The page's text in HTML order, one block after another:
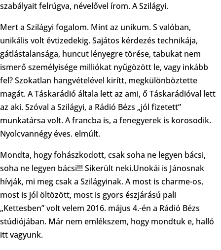
szabályait felrúgva, névelővel írom. A Szilágyi.
Mert a Szilágyi fogalom. Mint az unikum. S valóban,
unikális volt évtizedekig. Sajátos kérdezés technikája,
gátlástalansága, huncut lényegre törése, tabukat nem
ismerő személyisége milliókat nyűgözött le, vagy inkább
fel? Szokatlan hangvételével kirítt, megkülönböztette
magát. A Táskarádió általa lett az ami, ő Táskarádióval lett
az aki. Szóval a Szilágyi, a Rádió Bézs „jól fizetett”
munkatársa volt. A francba is, a fenegyerek is korosodik.
Nyolcvannégy éves. elmúlt.
Mondta, hogy fohászkodott, csak soha ne legyen bácsi,
soha ne legyen bácsi!!! Sikerült neki.Unokái is Jánosnak
hívják, mi meg csak a Szilágyinak. A most is charme-os,
most is jól öltözött, most is gyors észjárású pali
„Kettesben” volt velem 2016. május 4.-én a Rádió Bézs
stúdiójában. Már nem emlékszem, hogy mondtuk e, halló
itt vagyunk.